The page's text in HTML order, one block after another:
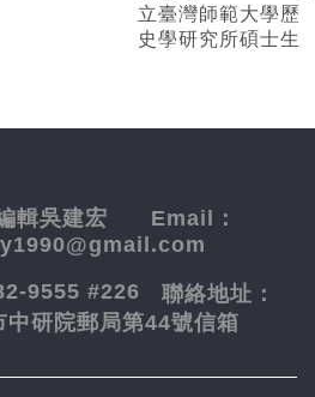
立臺灣師範大學歷
史學研究所碩士生
輯吳建宏 Email：
9555 #226 聯絡地址：
研院郵局第44號信箱